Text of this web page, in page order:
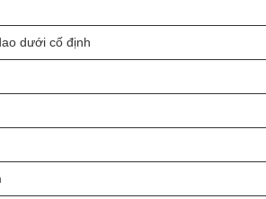
dưới cố định